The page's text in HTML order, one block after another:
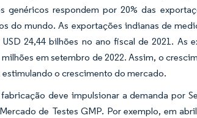
genéricos respondem por 20% das
do mundo. As exportações indianas de
24,44 bilhões no ano fiscal de 2021. As
em setembro de 2022. Assim, o
o crescimento do mercado.
deve impulsionar a demanda por
de Testes GMP. Por exemplo, em